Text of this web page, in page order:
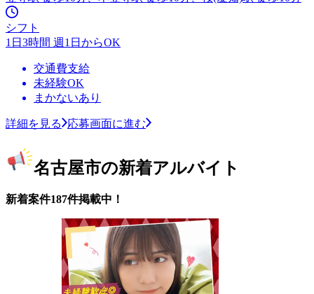
シフト
1日3時間 週1日からOK
交通費支給
未経験OK
まかないあり
詳細を見る 応募画面に進む
名古屋市の新着アルバイト
新着案件187件掲載中！